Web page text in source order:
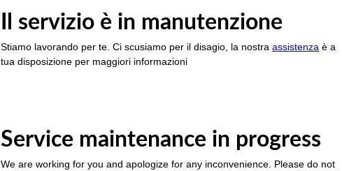
Il servizio è in manutenzione
Stiamo lavorando per te. Ci scusiamo per il disagio, la nostraassistenza è a
tua disposizione per maggiori informazioni
Service maintenance in progress
We are working for you and apologize for any inconvenience. Please do not